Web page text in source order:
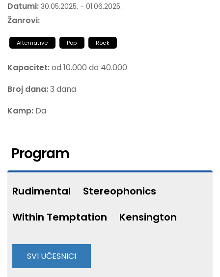
Datumi: 30.05.2025. - 01.06.2025.
Žanrovi:
Alternative Pop Rock
Kapacitet:od 10.000 do 40.000
Broj dana:3 dana
Kamp: Da
Program
Rudimental
Stereophonics
Within Temptation
Kensington
SVI UČESNICI